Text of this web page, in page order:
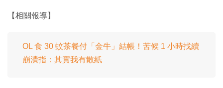
【相關報導】
OL 食 30 蚊茶餐付「金牛」結帳！苦候 1 小時找續
崩潰指：其實我有散紙